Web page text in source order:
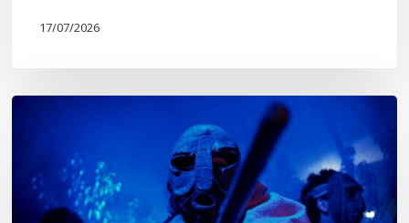
17/07/2026
tiempos